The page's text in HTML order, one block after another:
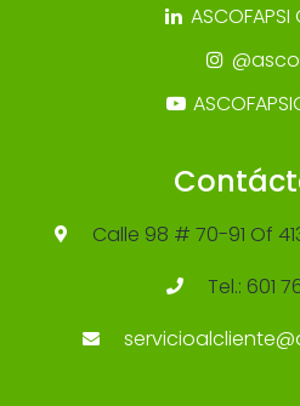
Calle 98 # 70-91 Of
Tel.: 601